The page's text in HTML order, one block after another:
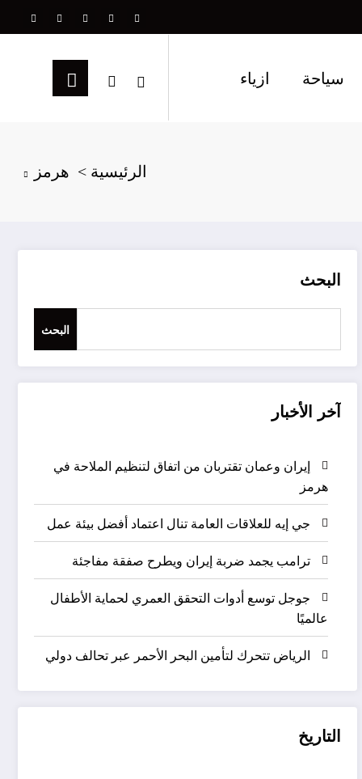
سياحة ازياء
الرئيسية هرمز
البحث
البحث
آخر الأخبار
إيران وعمان تقتربان من اتفاق لتنظيم الملاحة في
هرمز
جي إيه للعلاقات العامة تنال اعتماد أفضل بيئة عمل
ترامب يجمد ضربة إيران ويطرح صفقة مفاجئة
جوجل توسع أدوات التحقق العمري لحماية الأطفال
عالميًا
الرياض تتحرك لتأمين البحر الأحمر عبر تحالف دولي
التاريخ